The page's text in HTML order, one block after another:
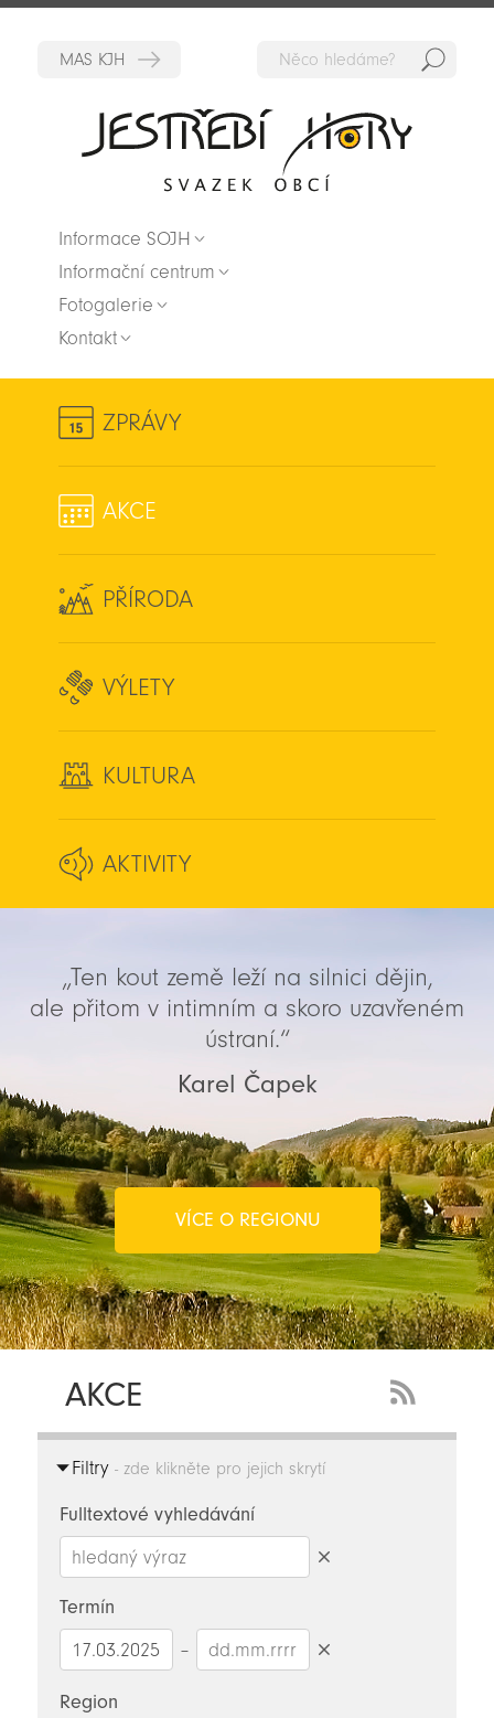
Informace SOJH
Informační centrum
Fotogalerie
Kontakt
ZPRÁVY
AKCE
PŘÍRODA
VÝLETY
KULTURA
AKTIVITY
„Ten kout země leží na silnici dějin,
ale přitom v intimním a skoro uzavřeném
ústraní.“
Karel Čapek
VÍCE O REGIONU
AKCE
Feed
Filtry- zde klikněte pro jejich skrytí
Fulltextové vyhledávání
Termín
–
Region